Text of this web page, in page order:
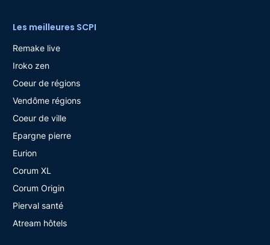
Les meilleures SCPI
Remake live
Iroko zen
Coeur de régions
Vendôme régions
Coeur de ville
Epargne pierre
Eurion
Corum XL
Corum Origin
Pierval santé
Atream hôtels